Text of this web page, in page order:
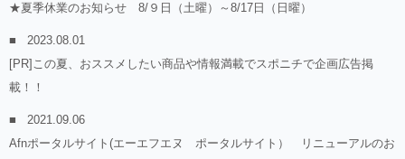
★夏季休業のお知らせ 8/９日（土曜）～8/17日（日曜）
2023.08.01
[PR]この夏、おススメしたい商品や情報満載でスポニチで企画広告掲
載！！
2021.09.06
Afnポータルサイト(エーエフエヌ ポータルサイト） リニューアルのお